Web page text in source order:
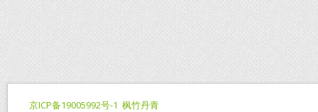
京ICP备19005992号-1 枫竹丹青